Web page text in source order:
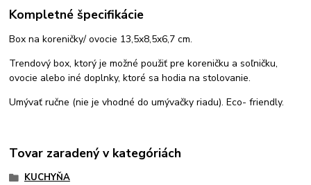
Kompletné špecifikácie
Box na koreničky/ ovocie 13,5x8,5x6,7 cm.
Trendový box, ktorý je možné použiť pre koreničku a soľničku,
ovocie alebo iné doplnky, ktoré sa hodia na stolovanie.
Umývať ručne (nie je vhodné do umývačky riadu). Eco- friendly.
Tovar zaradený v kategóriách
KUCHYŇA